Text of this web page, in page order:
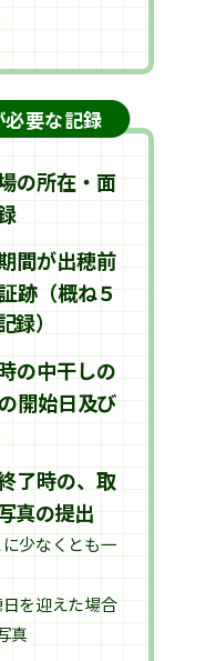
要な記録
の所在・面
間が出穂前
跡（概ね５
）
の中干しの
開始日及び
了時の、取
真の提出
少なくとも一
を迎えた場合
真